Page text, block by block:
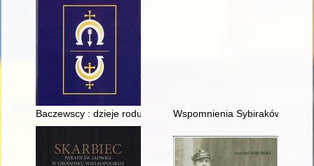
Baczewscy : dzieje rodu od 1153 rokuWspomnienia Sybiraków :